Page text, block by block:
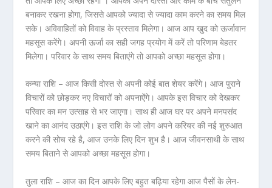
बनाकर रखना होगा, जिससे आपको ज्यादा से ज्यादा काम करने का समय मिल
सके। अविवाहितों को विवाह के प्रस्ताव मिलेगा। आज आप खुद को ऊर्जावान
महसूस करेंगे। अपनी ऊर्जा का सही जगह प्रयोग में करें तो परिणाम बेहतर
मिलेगा। परिवार के साथ समय बिताएंगे तो आपको अच्छा महसूस होगा।
कन्या राशि – आज किसी दोस्त से अपनी कोई बात शेयर करेंगे। आज पुराने
विचारों को छोड़कर नए विचारों को अपनाऐंगे। आपके इस विचार को देखकर
परिवार का मन उत्साह से भर जाएगा। साथ ही आज घर पर अपने मनपसंद
खाने का आनंद उठाएंगे। इस राशि के जो लोग अपने करियर की नई शुरुआत
करने की सोच रहे है, आज उनके लिए दिन शुभ है। आज जीवनसाथी के साथ
समय बिताने से आपको अच्छा महसूस होगा।
तुला राशि – आज का दिन आपके लिए बहुत बढ़िया रहेगा आज पैसों के लेन-